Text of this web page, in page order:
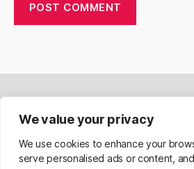
We value your privacy
We use cookies to enhance your
serve personalised ads or content,
Davet Et